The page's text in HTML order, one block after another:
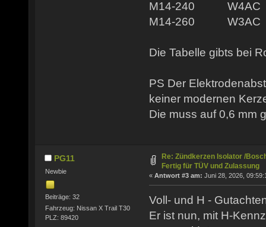
M14-240
M14-260
Die Tabelle gibts bei
PS Der
keiner modernen
Die muss auf 0,6 mm
PG11
Newbie
Beiträge: 32
Fahrzeug: Nissan X Trail T30
PLZ: 89420
Re: Zündkerzen Isolator /
Fertig für TÜV und Zulassung
« Antwort #3 am: Juni 28, 2026,
Voll- und H -
Er ist nun, mit H-